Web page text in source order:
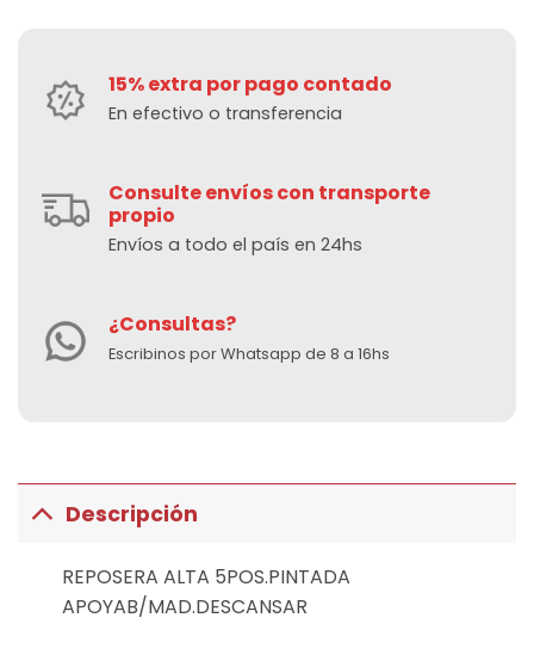
15% extra por pago contado
En efectivo o transferencia
Consulte envíos con transporte
propio
Envíos a todo el país en 24hs
¿Consultas?
Escribinos por Whatsapp de 8 a 16hs
Descripción
REPOSERA ALTA 5POS.PINTADA
APOYAB/MAD.DESCANSAR